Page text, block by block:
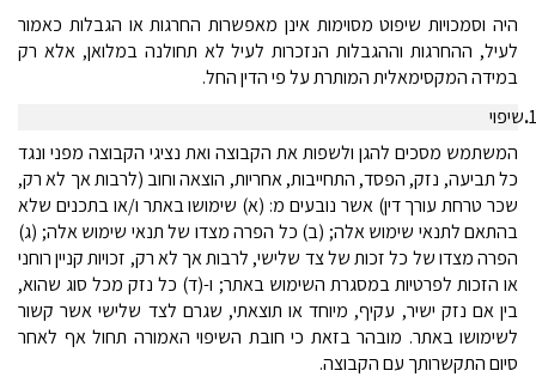
היה וסמכויות שיפוט מסוימות אינן מאפשרות החרגות או הגבלות כאמור
לעיל, ההחרגות וההגבלות הנזכרות לעיל לא תחולנה במלואן, אלא רק
במידה המקסימאלית המותרת על פי הדין החל.
1 שיפוי
המשתמש מסכים להגן ולשפות את הקבוצה ואת נציגי הקבוצה מפני ונגד
כל תביעה, נזק, הפסד, התחייבות, אחריות, הוצאה וחוב (לרבות אך לא רק,
שכר טרחת עורך דין) אשר נובעים מ: (א) שימושו באתר ו/או בתכנים שלא
בהתאם לתנאי שימוש אלה; (ב) כל הפרה מצדו של תנאי שימוש אלה; (ג)
הפרה מצדו של כל זכות של צד שלישי, לרבות אך לא רק, זכויות קניין רוחני
או הזכות לפרטיות במסגרת השימוש באתר; ו-(ד) כל נזק מכל סוג שהוא,
בין אם נזק ישיר, עקיף, מיוחד או תוצאתי, שגרם לצד שלישי אשר קשור
לשימושו באתר. מובהר בזאת כי חובת השיפוי האמורה תחול אף לאחר
סיום התקשרותך עם הקבוצה.